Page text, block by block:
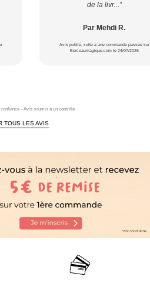
de la livr...”
Par Mehdi R.
Avis publié, suite à une commande passée sur
Berceaumagique.com le 24/07/2026
- Avis soumis à un contrôle
TOUS LES AVIS